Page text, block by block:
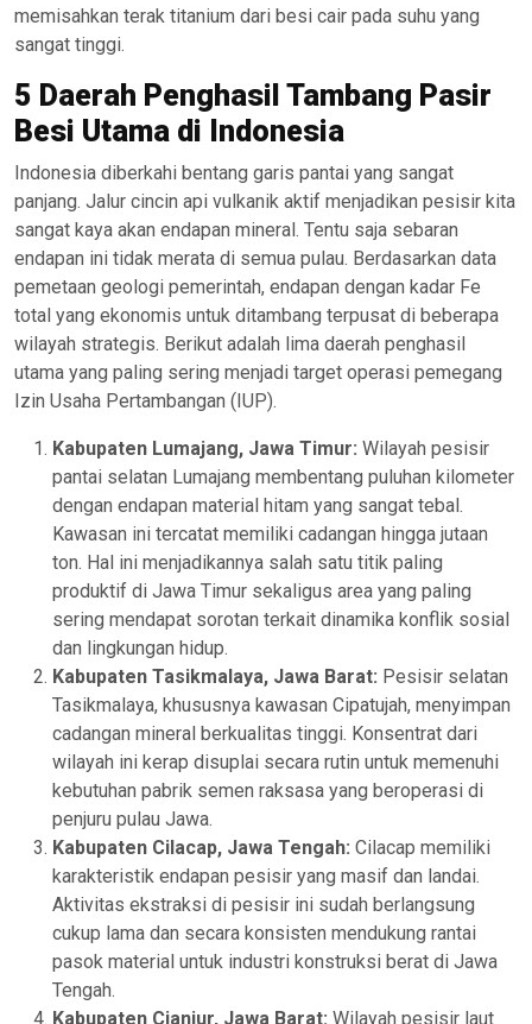
memisahkan terak titanium dari besi cair pada suhu yang
sangat tinggi.
5 Daerah Penghasil Tambang Pasir
Besi Utama di Indonesia
Indonesia diberkahi bentang garis pantai yang sangat
panjang. Jalur cincin api vulkanik aktif menjadikan pesisir kita
sangat kaya akan endapan mineral. Tentu saja sebaran
endapan ini tidak merata di semua pulau. Berdasarkan data
pemetaan geologi pemerintah, endapan dengan kadar Fe
total yang ekonomis untuk ditambang terpusat di beberapa
wilayah strategis. Berikut adalah lima daerah penghasil
utama yang paling sering menjadi target operasi pemegang
Izin Usaha Pertambangan (IUP).
Kabupaten Lumajang, Jawa Timur: Wilayah pesisir
pantai selatan Lumajang membentang puluhan kilometer
dengan endapan material hitam yang sangat tebal.
Kawasan ini tercatat memiliki cadangan hingga jutaan
ton. Hal ini menjadikannya salah satu titik paling
produktif di Jawa Timur sekaligus area yang paling
sering mendapat sorotan terkait dinamika konflik sosial
dan lingkungan hidup.
Kabupaten Tasikmalaya, Jawa Barat: Pesisir selatan
Tasikmalaya, khususnya kawasan Cipatujah, menyimpan
cadangan mineral berkualitas tinggi. Konsentrat dari
wilayah ini kerap disuplai secara rutin untuk memenuhi
kebutuhan pabrik semen raksasa yang beroperasi di
penjuru pulau Jawa.
Kabupaten Cilacap, Jawa Tengah: Cilacap memiliki
karakteristik endapan pesisir yang masif dan landai.
Aktivitas ekstraksi di pesisir ini sudah berlangsung
cukup lama dan secara konsisten mendukung rantai
pasok material untuk industri konstruksi berat di Jawa
Tengah.
Kabupaten Cianjur, Jawa Barat: Wilayah pesisir laut